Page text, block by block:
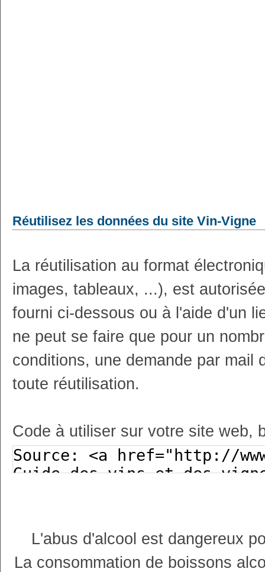
Réutilisez les données du site Vin-Vigne
La réutilisation au format
images, tableaux, ...), est
fourni ci-dessous ou à l'aide d'un
ne peut se faire que pour un
conditions, une demande par mail
toute réutilisation.
Code à utiliser sur votre site web,
L'abus d'alcool est dangereux
La consommation de boissons